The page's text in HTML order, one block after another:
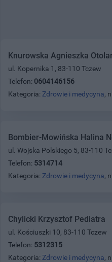
Knurowska Agnieszka
ul. Kopernika 1, 83-110 Tczew
Telefon: 0604146156
Kategoria: Zdrowie i medycyna,
Bombier-Mowińska Halina
ul. Wojska Polskiego 5, 83-110
Telefon: 5314714
Kategoria: Zdrowie i medycyna,
Chylicki Krzysztof Pediatra
ul. Kościuszki 10, 83-110 Tczew
Telefon: 5312315
Kategoria: Zdrowie i medycyna,